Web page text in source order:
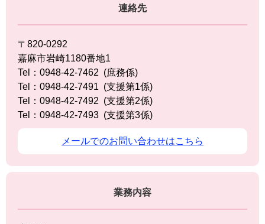
連絡先
〒820-0292
嘉麻市岩崎1180番地1
Tel：0948-42-7462
庶務係
Tel：0948-42-7491
支援第1係
Tel：0948-42-7492
支援第2係
Tel：0948-42-7493
支援第3係
メールでのお問い合わせはこちら
業務内容